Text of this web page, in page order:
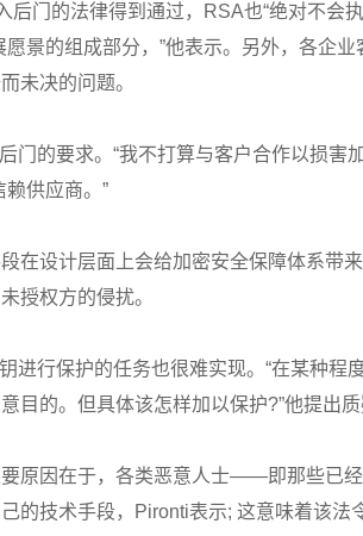
后门的法律得到通过，RSA也“绝对不会
景的组成部分，”他表示。另外，各企
未决的问题。
门的要求。“我不打算与客户合作以损害
供应商。”
在设计层面上会给加密安全保障体系带
授权方的侵扰。
进行保护的任务也很难实现。“在某种程
目的。但具体该怎样加以保护?”他提出质
要原因在于，各类恶意人士——即那些已
的技术手段，Pironti表示; 这意味着该法